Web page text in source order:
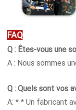
FAQ
Q : Êtes-vous une
A : Nous sommes
Q : Quels sont vos
A: * * Un fabricant